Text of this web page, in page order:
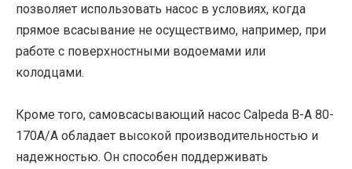
позволяет использовать насос в условиях, когда
прямое всасывание не осуществимо, например, при
работе с поверхностными водоемами или
колодцами.
Кроме того, самовсасывающий насос Calpeda B-A 80-
170A/A обладает высокой производительностью и
надежностью. Он способен поддерживать